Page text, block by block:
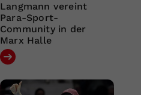
Langmann vereint
Para-Sport-
Community in der
Marx Halle